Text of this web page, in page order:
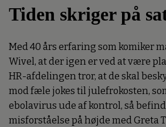
Tiden skriger på
Med 40 års erfaring som komiker
Wivel, at der igen er ved at være
HR-afdelingen tror, at de skal
mod fæle jokes til julefrokosten,
ebolavirus ude af kontrol, så
misforståelse på højde med Greta